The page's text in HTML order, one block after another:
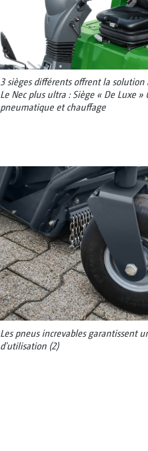
3 sièges différents offrent la
Le Nec plus ultra : Siège « De Luxe »
pneumatique et chauffage
Les pneus increvables garantissent
d'utilisation (2)